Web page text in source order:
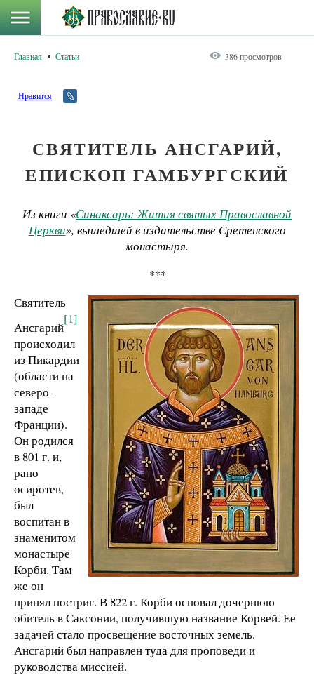
Главная Статьи 386 просмотров
Нравится
СВЯТИТЕЛЬ АНСГАРИЙ,
ЕПИСКОП ГАМБУРГСКИЙ
Из книги «Синаксарь: Жития святых Православной
Церкви», вышедшей в издательстве Сретенского
монастыря.
***
Святитель
Ансгарий
[1]
происходил
из Пикардии
(области на
северо-
западе
Франции).
Он родился
в 801 г. и,
рано
осиротев,
был
воспитан в
знаменитом
монастыре
Корби. Там
же он
принял постриг. В 822 г. Корби основал дочернюю
обитель в Саксонии, получившую название Корвей. Ее
задачей стало просвещение восточных земель.
Ансгарий был направлен туда для проповеди и
руководства миссией.